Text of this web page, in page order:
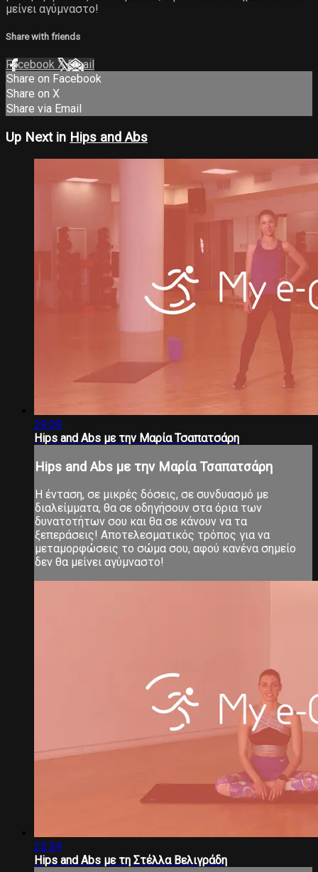
μείνει αγύμναστο!
Share with friends
Facebook XEmail
Share on Facebook
Share on X
Share via Email
Up Next in Hips and Abs
29:09
Hips and Abs με την Μαρία Τσαπατσάρη
Hips and Abs με την Μαρία Τσαπατσάρη
Η ένταση, σε μικρές δόσεις, σε συνδυασμό με
διαλείμματα, θα σε οδηγήσουν στα όρια των
δυνατοτήτων σου και θα σε κάνουν να τα
ξεπεράσεις! Αποτελεσματικός τρόπος για να
μεταμορφώσεις το σώμα σου, αφού κανένα σημείο
δεν θα μείνει αγύμναστο!
25:59
Hips and Abs με τη Στέλλα Βελιγράδη